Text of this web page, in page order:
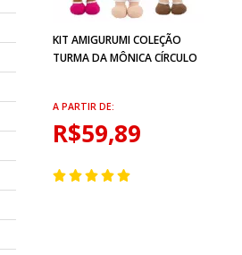
KIT AMIGURUMI COLEÇÃO
TURMA DA MÔNICA CÍRCULO
A PARTIR DE:
R$59,89